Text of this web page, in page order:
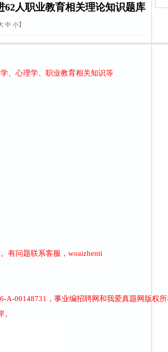
62人职业教育相关理论知识题库
中 小】
、心理学、职业教育相关知识等
有问题联系客服，woaizhenti
A-00148731，事业编招聘网和我爱真题网版权